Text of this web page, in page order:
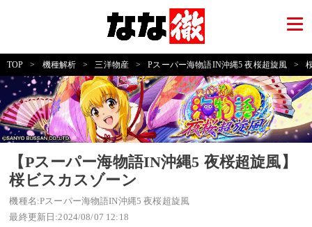
TOP > 機種解析 > 三洋物産 > Pスーパー海物語IN沖縄5 夜桜超旋風 >
【Pスーパー海物語IN沖縄5 夜桜超旋風】
桜ビスカスゾーン
機種名:Pスーパー海物語IN沖縄5 夜桜超旋風
最終更新日:2024/08/07 12:18